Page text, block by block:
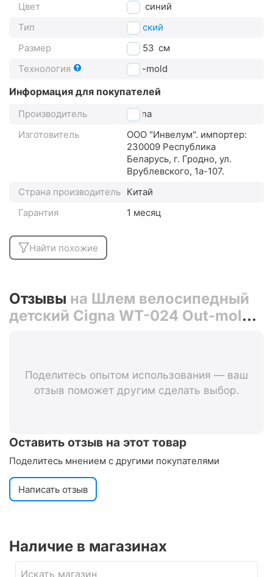
Цвет
синий
Тип
детский
Размер
48-53 см
Технология
Out-mold
Информация для покупателей
Производитель
Cigna
Изготовитель
ООО "Инвелум". импортер:
230009 Республика
Беларусь, г. Гродно, ул.
Врублевского, 1а-107.
Страна производитель Китай
Гарантия
1 месяц
Найти похожие
Отзывы на Шлем велосипедный
детский Cigna WT-024 Out-mold
Поделитесь опытом использования — ваш
отзыв поможет другим сделать выбор.
Оставить отзыв на этот товар
Поделитесь мнением с другими покупателями
Написать отзыв
Наличие в магазинах